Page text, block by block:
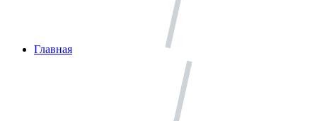
Главная